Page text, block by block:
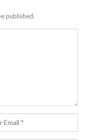
published.